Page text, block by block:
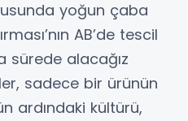
yoğun çaba
AB’de tescil
sürede alacağız
sadece bir ürünün
ardındaki kültürü,